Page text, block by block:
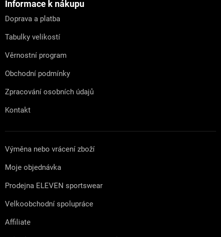
Informace k nákupu
Doprava a platba
Tabulky velikostí
Věrnostní program
Obchodní podmínky
Zpracování osobních údajů
Kontakt
Výměna nebo vrácení zboží
Moje objednávka
Prodejna ELEVEN sportswear
Velkoobchodní spolupráce
Affiliate